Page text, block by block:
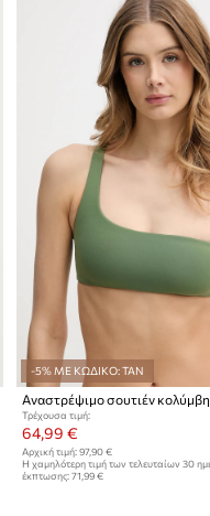
-5% ΜΕ ΚΩΔΙΚΟ: TAN
Τρέχουσα τιμή:
64,99 €
Αρχική τιμή: 97,90 €
Η χαμηλότερη τιμή των τελευταίων 30
έκπτωσης: 71,99 €